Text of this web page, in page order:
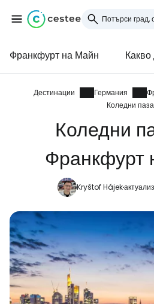
Франкфурт на Майн
Дестинации Германия
Коледни
Коледни
Франкфурт
Kryštof Hájek
Влезте в
... световната общност на
Продължете
Продължете
Продължете с